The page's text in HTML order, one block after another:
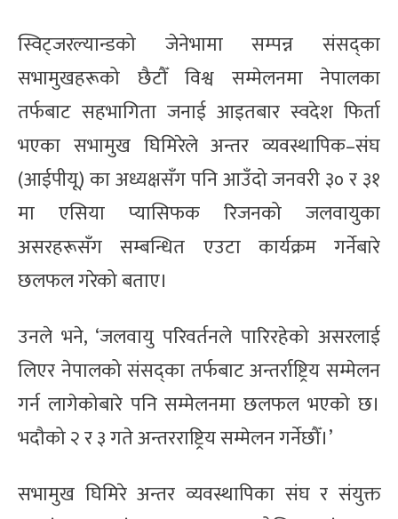
स्विट्जरल्यान्डको जेनेभामा सम्पन्न संसद्का
सभामुखहरूको छैटौँ विश्व सम्मेलनमा नेपालका
तर्फबाट सहभागिता जनाई आइतबार स्वदेश फिर्ता
भएका सभामुख घिमिरेले अन्तर व्यवस्थापिक–संघ
(आईपीयू) का अध्यक्षसँग पनि आउँदो जनवरी ३० र ३१
मा एसिया प्यासिफक रिजनको जलवायुका
असरहरूसँग सम्बन्धित एउटा कार्यक्रम गर्नेबारे
छलफल गरेको बताए।
उनले भने, ‘जलवायु परिवर्तनले पारिरहेको असरलाई
लिएर नेपालको संसद्का तर्फबाट अन्तर्राष्ट्रिय सम्मेलन
गर्न लागेकोबारे पनि सम्मेलनमा छलफल भएको छ।
भदौको २ र ३ गते अन्तरराष्ट्रिय सम्मेलन गर्नेछौँ।’
सभामुख घिमिरे अन्तर व्यवस्थापिका संघ र संयुक्त